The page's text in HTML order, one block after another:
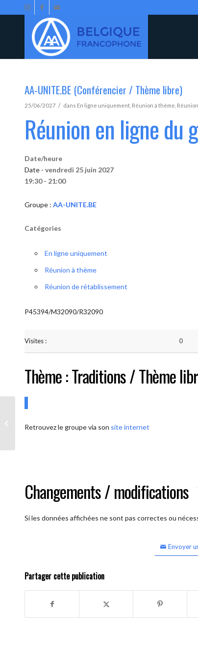
AA-UNITE.BE (Conférencier / Thème libre)
25/06/2027 / dans En ligne uniquement Réunion à thème
Réunion en ligne du
Date/heure
Date - vendredi 25 juin 2027
19:30 - 21:00
Groupe : AA-UNITE.BE
Catégories
En ligne uniquement
Réunion à thème
Réunion de rétablissement
P45394/M32090/R32090
Visites : 0
Thème : Traditions / Thème
Retrouvez le groupe via son site internet
Changements / modifications
Si les données affichées ne sont pas correctes ou
Envoyer
Partager cette publication
libre)